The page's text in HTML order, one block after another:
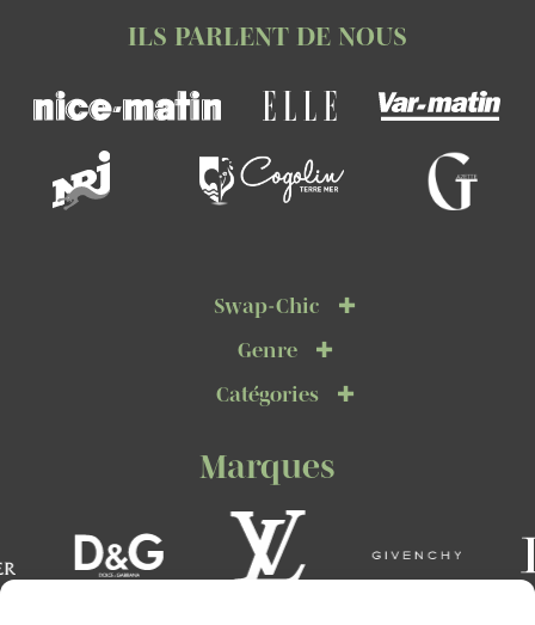
ILS PARLENT DE NOUS
Swap-Chic
Genre
Catégories
Marques